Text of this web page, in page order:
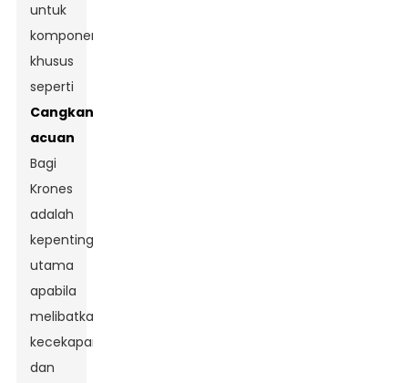
untuk
komponen
khusus
seperti
Cangkang
acuan
Bagi
Krones
adalah
kepentingan
utama
apabila
melibatkan
kecekapan
dan